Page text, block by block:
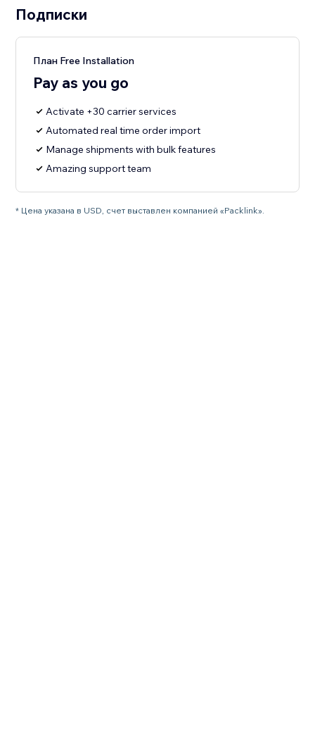
Подписки
План Free Installation
Pay as you go
Activate +30 carrier services
Automated real time order import
Manage shipments with bulk features
Amazing support team
* Цена указана в USD, счет выставлен компанией «Packlink».